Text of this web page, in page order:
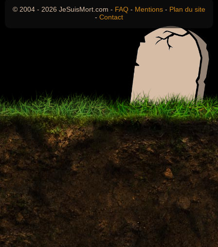
© 2004 - 2026 JeSuisMort.com - FAQ - Mentions - Plan du site
- Contact